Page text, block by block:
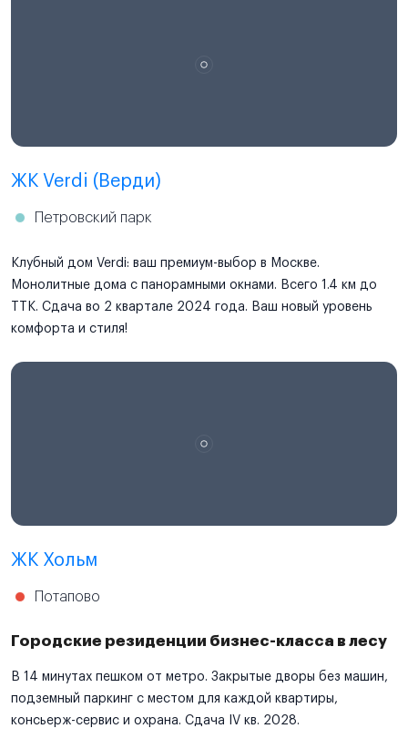
ЖК Verdi (Верди)
Петровский парк
Клубный дом Verdi: ваш премиум-выбор в Москве.
Монолитные дома с панорамными окнами. Всего 1.4 км до
ТТК. Сдача во 2 квартале 2024 года. Ваш новый уровень
комфорта и стиля!
ЖК Хольм
Потапово
Городские резиденции бизнес-класса в лесу
В 14 минутах пешком от метро. Закрытые дворы без машин,
подземный паркинг с местом для каждой квартиры,
консьерж-сервис и охрана. Сдача IV кв. 2028.